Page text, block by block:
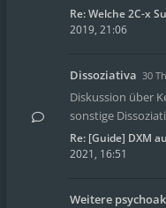
Re: Welche 2C-x
2019, 21:06
Dissoziativa 30
Diskussion über
sonstige
Re: [Guide] DXM
2021, 16:51
Weitere